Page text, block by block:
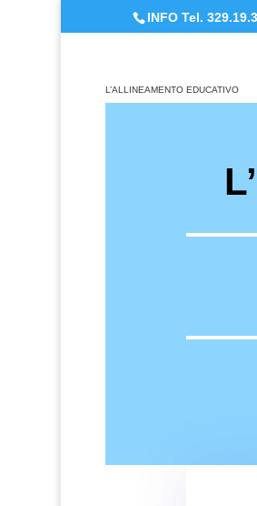
INFO Tel.
L’ALLINEAMENTO EDUCATIVO